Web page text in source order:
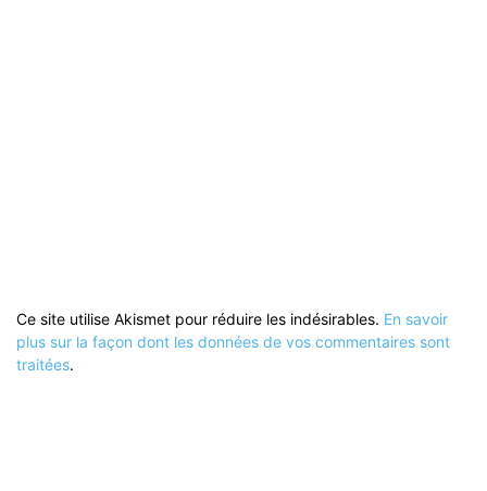
Ce site utilise Akismet pour réduire les indésirables. En savoir
plus sur la façon dont les données de vos commentaires sont
traitées.